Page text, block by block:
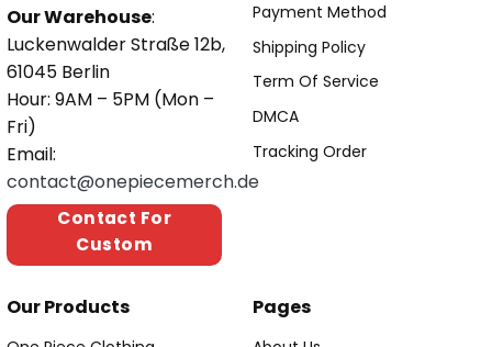
Our Warehouse:
Luckenwalder Straße 12b,
61045 Berlin
Hour: 9AM – 5PM (Mon –
Fri)
Email:
contact@onepiecemerch.de
Contact For
Custom
Payment Method
Shipping Policy
Term Of Service
DMCA
Tracking Order
Our Products Pages